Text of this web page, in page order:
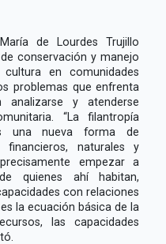
de Lourdes Trujillo
conservación y manejo
en comunidades
problemas que enfrenta
y atenderse
“La filantropía
una nueva forma de
financieros, naturales y
empezar a
quienes ahí habitan,
con relaciones
la ecuación básica de la
las capacidades